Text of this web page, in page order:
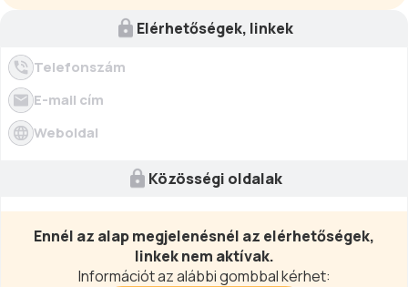
Elérhetőségek, linkek
Telefonszám
E-mail cím
Weboldal
Közösségi oldalak
Ennél az alap megjelenésnél az elérhetőségek,
linkek nem aktívak.
Információt az alábbi gombbal kérhet: